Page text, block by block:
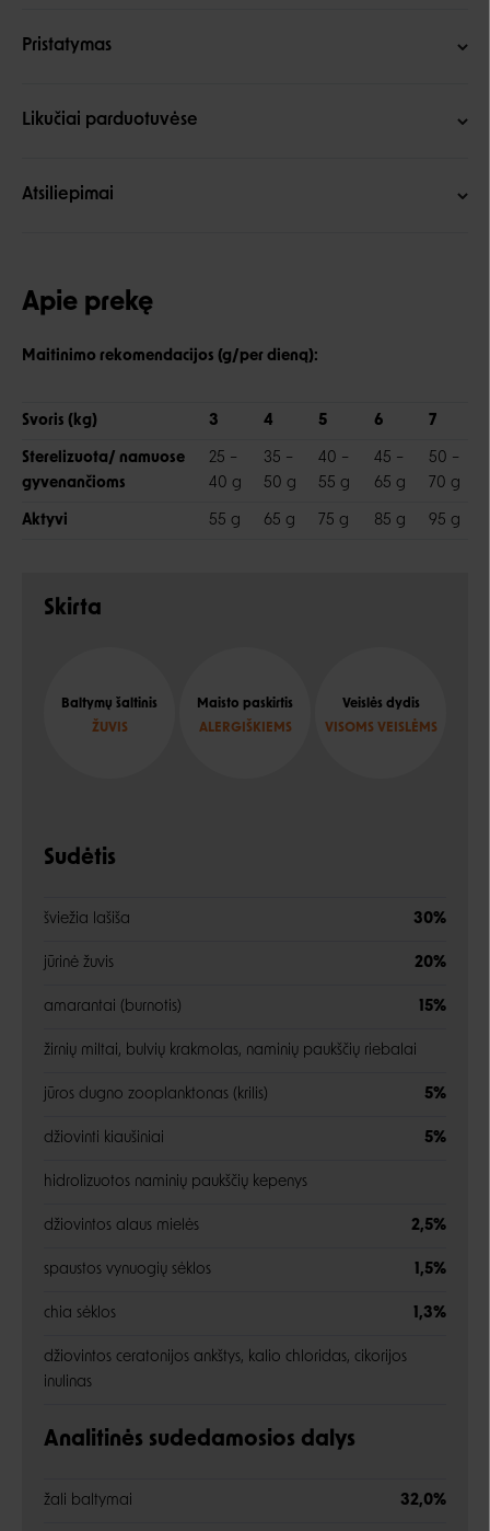
Pristatymas
Likučiai parduotuvėse
Atsiliepimai
Apie prekę
Maitinimo rekomendacijos (g/per dieną):
Svoris (kg) 3 4 5 6 7
Sterelizuota/ namuose
gyvenančioms
25 –
40 g
35 –
50 g
40 –
55 g
45 –
65 g
50 –
70 g
Aktyvi 55 g 65 g 75 g 85 g 95 g
Skirta
Baltymų šaltinis
ŽUVIS
Maisto paskirtis
ALERGIŠKIEMS
Veislės dydis
VISOMS VEISLĖMS
Sudėtis
šviežia lašiša 30%
jūrinė žuvis 20%
amarantai (burnotis) 15%
žirnių miltai, bulvių krakmolas, naminių paukščių riebalai
jūros dugno zooplanktonas (krilis) 5%
džiovinti kiaušiniai 5%
hidrolizuotos naminių paukščių kepenys
džiovintos alaus mielės 2,5%
spaustos vynuogių sėklos 1,5%
chia sėklos 1,3%
džiovintos ceratonijos ankštys, kalio chloridas, cikorijos
inulinas
Analitinės sudedamosios dalys
žali baltymai 32,0%